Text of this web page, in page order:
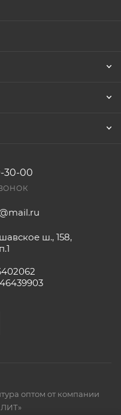
в высланном
будет считаться
30-00
ш., 158,
оптом от компании